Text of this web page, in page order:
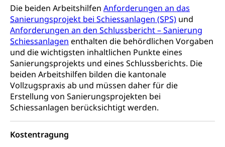
Die beiden Arbeitshilfen Anforderungen an das
Sanierungsprojekt bei Schiessanlagen (SPS) und
Anforderungen an den Schlussbericht – Sanierung
Schiessanlagen enthalten die behördlichen Vorgaben
und die wichtigsten inhaltlichen Punkte eines
Sanierungsprojekts und eines Schlussberichts. Die
beiden Arbeitshilfen bilden die kantonale
Vollzugspraxis ab und müssen daher für die
Erstellung von Sanierungsprojekten bei
Schiessanlagen berücksichtigt werden.
Kostentragung
Olympiateam Kanton Luzern
Offene Sporthallen
Gesundheitsförderung
Jugend+Sport
Freiwilliger Schulsport
Sportförderung
Tiere
Haustiere, Heimtiere, Wildtiere, Veterinärmedizin,
Tiermedizin, Tierarzt, Tierschutz, Jagd, Fischerei,
Viehzucht
Tierschutz
Hobbytierhaltung und Bienen
Veterinärdienst
Wildtiere
Todesfall
Bestattung, Beerdigung, Testament, Erbrecht,
Erbschaft, Todesschein, Todesanzeige,
Zivilstandsamt, Erben, Erbenliste
Ärztliche Todesbescheinigung